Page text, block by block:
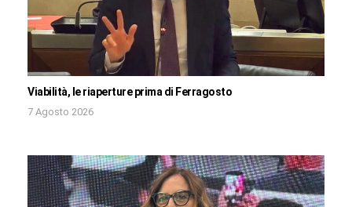
Viabilità, le riaperture prima di Ferragosto
7 Agosto 2026